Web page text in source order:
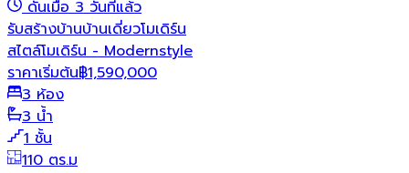
ดันเมื่อ 3 วันที่แล้ว
รับสร้างบ้านบ้านเดี่ยวโมเดิร์น
สไตล์โมเดิร์น - Modernstyle
ราคาเริ่มต้น฿1,590,000
3 ห้อง
3 น้ำ
1 ชั้น
110 ตร.ม